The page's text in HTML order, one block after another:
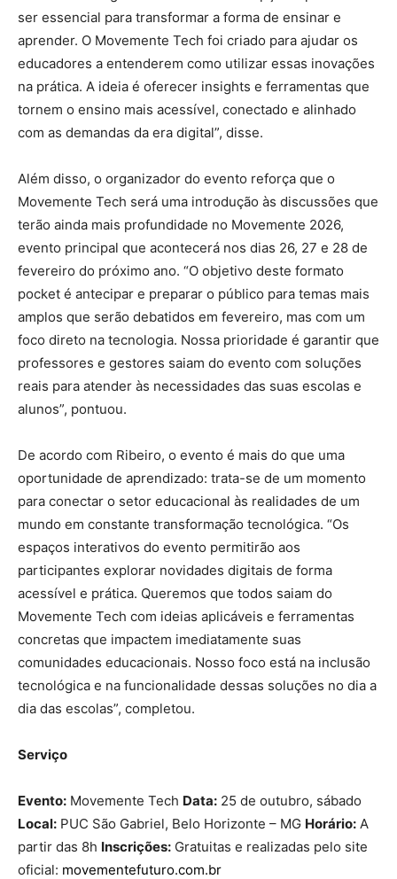
ser essencial para transformar a forma de ensinar e
aprender. O Movemente Tech foi criado para ajudar os
educadores a entenderem como utilizar essas inovações
na prática. A ideia é oferecer insights e ferramentas que
tornem o ensino mais acessível, conectado e alinhado
com as demandas da era digital”, disse.
Além disso, o organizador do evento reforça que o
Movemente Tech será uma introdução às discussões que
terão ainda mais profundidade no Movemente 2026,
evento principal que acontecerá nos dias 26, 27 e 28 de
fevereiro do próximo ano. “O objetivo deste formato
pocket é antecipar e preparar o público para temas mais
amplos que serão debatidos em fevereiro, mas com um
foco direto na tecnologia. Nossa prioridade é garantir que
professores e gestores saiam do evento com soluções
reais para atender às necessidades das suas escolas e
alunos”, pontuou.
De acordo com Ribeiro, o evento é mais do que uma
oportunidade de aprendizado: trata-se de um momento
para conectar o setor educacional às realidades de um
mundo em constante transformação tecnológica. “Os
espaços interativos do evento permitirão aos
participantes explorar novidades digitais de forma
acessível e prática. Queremos que todos saiam do
Movemente Tech com ideias aplicáveis e ferramentas
concretas que impactem imediatamente suas
comunidades educacionais. Nosso foco está na inclusão
tecnológica e na funcionalidade dessas soluções no dia a
dia das escolas”, completou.
Serviço
Evento: Movemente Tech Data: 25 de outubro, sábado
Local: PUC São Gabriel, Belo Horizonte – MG Horário: A
partir das 8h Inscrições: Gratuitas e realizadas pelo site
oficial: movementefuturo.com.br